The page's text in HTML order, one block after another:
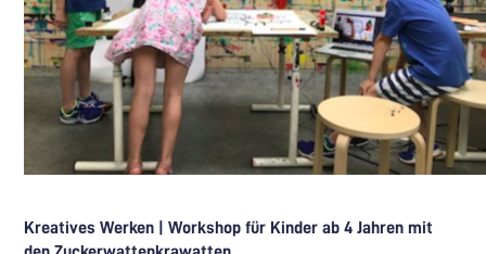
Kreatives Werken | Workshop für Kinder ab 4 Jahren mit